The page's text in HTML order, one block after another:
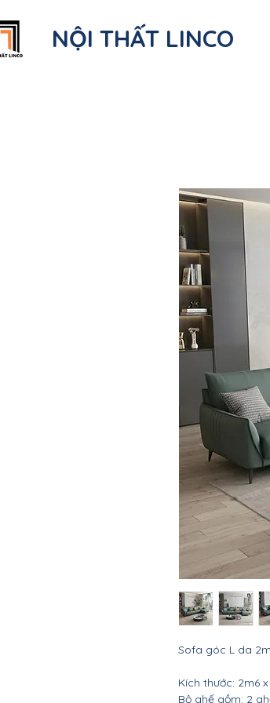
NỘI THẤT LINCO
Sofa góc L da
Kích thước: 2m6
Bộ ghế gồm: 2